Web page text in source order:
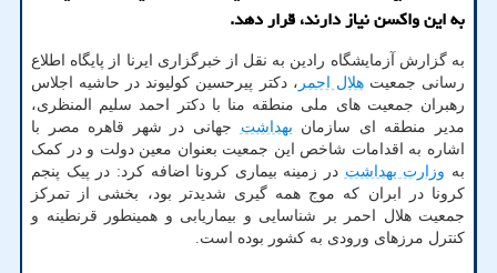
به این واکسن نیاز دارند، قرار دهد.
به گزارش آزمایشگاه رادین به نقل از خبرگزاری ایرنا از پایگاه اطلاع
رسانی جمعیتهلال احمر ، دکتر پیرحسین کولیوند در حاشیه اجلاس
رهبران جمعیت های ملی منطقه منا با دکتر احمد سلیم المنظری،
مدیر منطقه ای سازمان بهداشت جهانی در شهر قاهره مصر با
اشاره به اقدامات شاخص این جمعیت بعنوان معین دولت و در کمک
به وزارت بهداشت در زمینه بیماری کرونا اضافه کرد: در پیک پنجم
کرونا در ابران که موج همه گیری شدیدتر بود، بخشی از تمرکز
جمعیت هلال احمر بر شناسایی و بیماریابی و همینطور قرنطینه و
کنترل مرزهای ورودی به کشور بوده است.